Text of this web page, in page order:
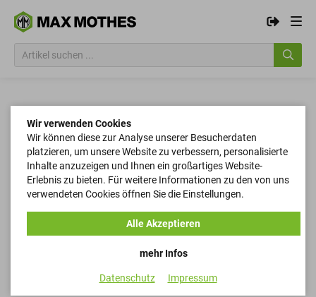
Gewindestifte
Wir verwenden Cookies
Wir können diese zur Analyse unserer Besucherdaten
platzieren, um unsere Website zu verbessern, personalisierte
Inhalte anzuzeigen und Ihnen ein großartiges Website-
Erlebnis zu bieten. Für weitere Informationen zu den von uns
verwendeten Cookies öffnen Sie die Einstellungen.
mehr Infos
Alle Akzeptieren
Datenschutz Impressum